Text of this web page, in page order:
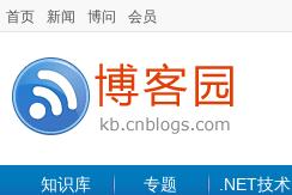
首页 新闻 博问 会员
知识库 专题 .NET技术